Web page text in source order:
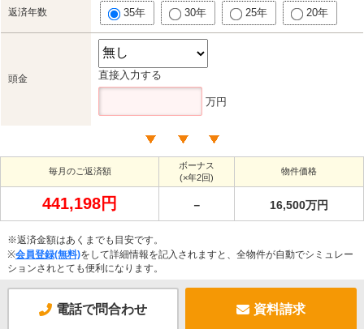
返済年数 35年 30年 25年 20年
頭金 直接入力する
万円
毎月のご返済額
ボーナス
(×年2回)
物件価格
441,198円 － 16,500万円
※返済金額はあくまでも目安です。
※会員登録(無料)をして詳細情報を記入されますと、全物件が自動でシミュレー
ションされとても便利になります。
電話で問合わせ 資料請求